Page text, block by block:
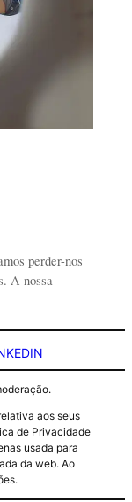
perder-nos
A nossa
aos seus
de Privacidade
usada para
da web. Ao